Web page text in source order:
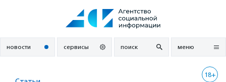
новости сервисы поиск меню
18+